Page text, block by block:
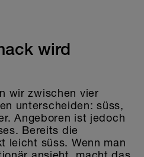
wird
wir zwischen vier
unterscheiden: süss,
Angeboren ist jedoch
Bereits die
leicht süss. Wenn man